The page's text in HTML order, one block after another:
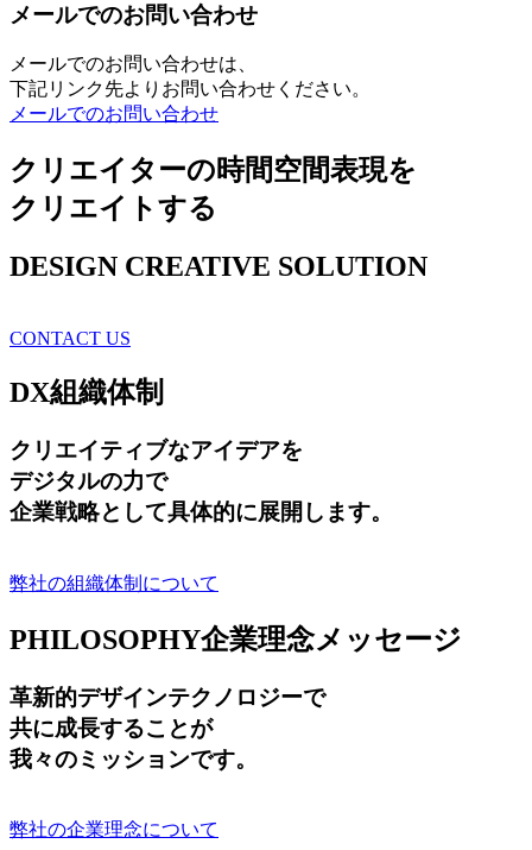
メールでのお問い合わせ
メールでのお問い合わせは、
下記リンク先よりお問い合わせください。
メールでのお問い合わせ
クリエイターの時間空間表現を
クリエイトする
DESIGN CREATIVE SOLUTION
CONTACT US
DX組織体制
クリエイティブなアイデアを
デジタルの力で
企業戦略として具体的に展開します。
弊社の組織体制について
PHILOSOPHY企業理念メッセージ
革新的デザインテクノロジーで
共に成長することが
我々のミッションです。
弊社の企業理念について